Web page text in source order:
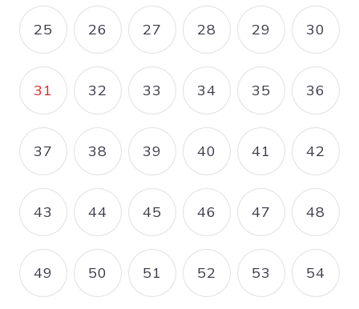
PAGE
25 PAGE
26 PAGE
27 PAGE
28 PAGE
29 PAGE
30
PAGE COURANTE
31 PAGE
32 PAGE
33 PAGE
34 PAGE
35 PAGE
36
PAGE
37 PAGE
38 PAGE
39 PAGE
40 PAGE
41 PAGE
42
PAGE
43 PAGE
44 PAGE
45 PAGE
46 PAGE
47 PAGE
48
PAGE
49 PAGE
50 PAGE
51 PAGE
52 PAGE
53 PAGE
54